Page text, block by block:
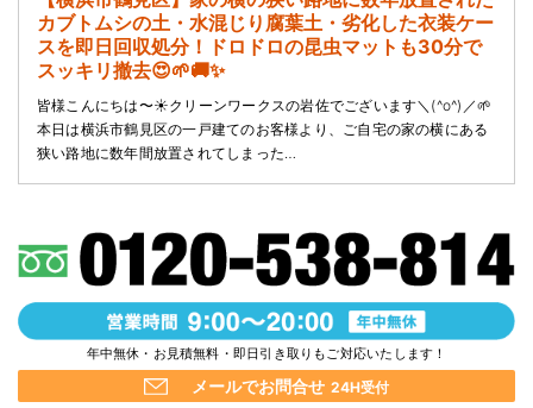
カブトムシの土・水混じり腐葉土・劣化した衣装ケー
スを即日回収処分！ドロドロの昆虫マットも30分で
スッキリ撤去😍🌱🚚✨
皆様こんにちは〜☀️クリーンワークスの岩佐でございます＼(^o^)／🌱
本日は横浜市鶴見区の一戸建てのお客様より、ご自宅の家の横にある
狭い路地に数年間放置されてしまった…
年中無休・お見積無料・即日引き取りもご対応いたします！
メールでお問合せ 24H受付